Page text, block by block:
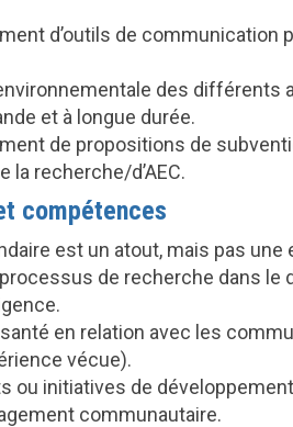
d’outils de communication
des différents
et à longue durée.
de propositions de
la recherche/d’AEC.
compétences
est un atout, mais pas une
de recherche dans le
en relation avec les
vécue).
ou initiatives de
communautaire.